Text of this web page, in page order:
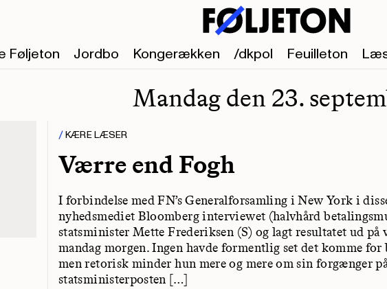
Føljeton
Jordbo Kongerækken /dkpol Feuilleton
Mandag den 23.
KÆRE LÆSER
Værre end Fogh
I forbindelse med FN’s Generalforsamling i New York i
nyhedsmediet Bloomberg interviewet (halvhård
statsminister Mette Frederiksen (S) og lagt resultatet ud
mandag morgen. Ingen havde formentlig set det komme for
men retorisk minder hun mere og mere om sin forgænger
statsministerposten […]